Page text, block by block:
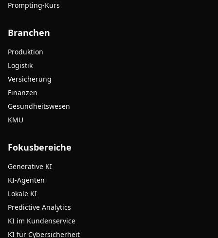
Prompting-Kurs
Branchen
Produktion
Logistik
Versicherung
Finanzen
Gesundheitswesen
KMU
Fokusbereiche
Generative KI
KI-Agenten
Lokale KI
Predictive Analytics
KI im Kundenservice
KI für Cybersicherheit